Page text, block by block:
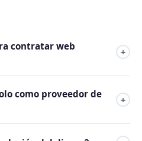
contratar web
+
más de 23 años en el mercado
en +20 países.
consultas de soporte técnico
como proveedor de
+